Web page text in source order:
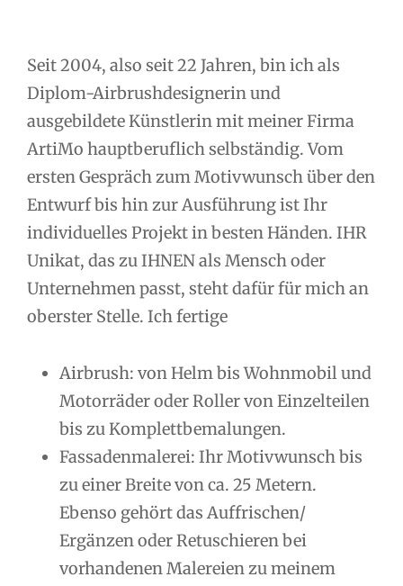
Seit 2004, also seit 22 Jahren, bin ich als
Diplom-Airbrushdesignerin und
ausgebildete Künstlerin mit meiner Firma
ArtiMo hauptberuflich selbständig. Vom
ersten Gespräch zum Motivwunsch über den
Entwurf bis hin zur Ausführung ist Ihr
individuelles Projekt in besten Händen. IHR
Unikat, das zu IHNEN als Mensch oder
Unternehmen passt, steht dafür für mich an
oberster Stelle. Ich fertige
Airbrush: von Helm bis Wohnmobil und
Motorräder oder Roller von Einzelteilen
bis zu Komplettbemalungen.
Fassadenmalerei: Ihr Motivwunsch bis
zu einer Breite von ca. 25 Metern.
Ebenso gehört das Auffrischen/
Ergänzen oder Retuschieren bei
vorhandenen Malereien zu meinem